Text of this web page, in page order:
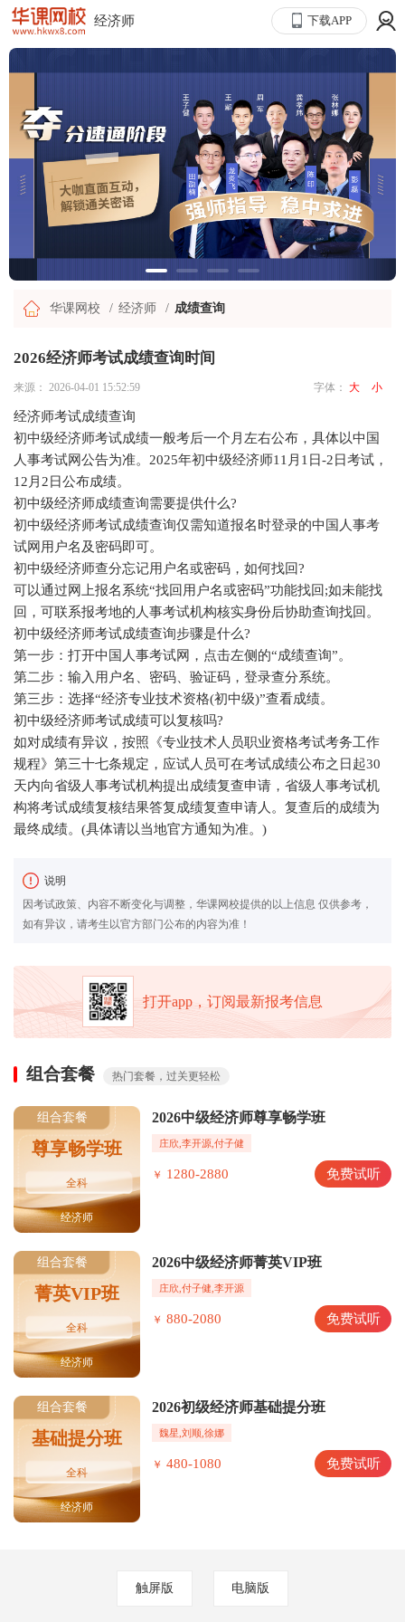
经济师 下载APP
华课网校 经济师 成绩查询
2026经济师考试成绩查询时间
来源： 2026-04-01 15:52:59 字体： 大 小
经济师考试成绩查询
初中级经济师考试成绩一般考后一个月左右公布，具体以中国
人事考试网公告为准。2025年初中级经济师11月1日-2日考试，
12月2日公布成绩。
初中级经济师成绩查询需要提供什么?
初中级经济师考试成绩查询仅需知道报名时登录的中国人事考
试网用户名及密码即可。
初中级经济师查分忘记用户名或密码，如何找回?
可以通过网上报名系统“找回用户名或密码”功能找回;如未能找
回，可联系报考地的人事考试机构核实身份后协助查询找回。
初中级经济师考试成绩查询步骤是什么?
第一步：打开中国人事考试网，点击左侧的“成绩查询”。
第二步：输入用户名、密码、验证码，登录查分系统。
第三步：选择“经济专业技术资格(初中级)”查看成绩。
初中级经济师考试成绩可以复核吗?
如对成绩有异议，按照《专业技术人员职业资格考试考务工作
规程》第三十七条规定，应试人员可在考试成绩公布之日起30
天内向省级人事考试机构提出成绩复查申请，省级人事考试机
构将考试成绩复核结果答复成绩复查申请人。复查后的成绩为
最终成绩。(具体请以当地官方通知为准。)
说明
因考试政策、内容不断变化与调整，华课网校提供的以上信息 仅供参考，
如有异议，请考生以官方部门公布的内容为准！
打开app，订阅最新报考信息
组合套餐 热门套餐，过关更轻松
组合套餐
尊享畅学班
全科
经济师
2026中级经济师尊享畅学班
庄欣,李开源,付子健
￥ 1280-2880 免费试听
组合套餐
菁英VIP班
全科
经济师
2026中级经济师菁英VIP班
庄欣,付子健,李开源
￥ 880-2080 免费试听
组合套餐
基础提分班
全科
经济师
2026初级经济师基础提分班
魏星,刘顺,徐娜
￥ 480-1080 免费试听
触屏版 电脑版